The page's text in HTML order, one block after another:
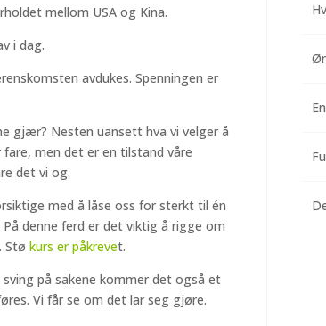
mellom USA og Kina.
i dag.
avdukes. Spenningen er
gjær? Nesten uansett hva vi velger å
men det er en tilstand våre
det vi og.
med å låse oss for sterkt til én
denne ferd er det viktig å rigge om
Stø kurs er påkrevet.
på sakene kommer det også et
Vi får se om det lar seg gjøre.